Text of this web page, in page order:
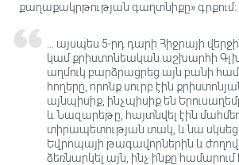
քաղաքակրթության գաղտնիքը» գրքում:
… այսպես 5-րդ դարի Հիջրայի
կամ քրիստոնեական աշխարհի
աղմուկ բարձրացրեց այն բանի
հողերը, որոնք սուրբ էին
այնպիսիք, ինչպիսիք են
և Նազարեթը, հայտնվել էին
տիրապետության տակ, և նա սկսեց
Եվրոպայի թագավորներին և
ձեռնարկել այն, ինչ ինքը